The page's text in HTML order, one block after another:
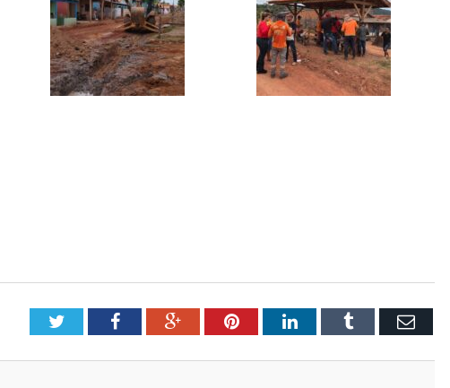
TwitterFacebookGoogle+PinterestLinkedInTumblr Email